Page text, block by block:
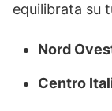
equilibrata su
Nord
Centro